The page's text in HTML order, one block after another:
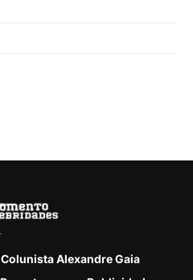
Colunista Alexandre Gaia